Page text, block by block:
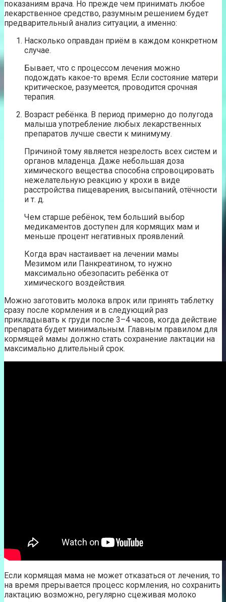
показаниям врача. Но прежде чем принимать любое
лекарственное средство, разумным решением будет
предварительный анализ ситуации, а именно:
Насколько оправдан приём в каждом конкретном
случае.
Бывает, что с процессом лечения можно
подождать какое-то время. Если состояние матери
критическое, разумеется, проводится срочная
терапия.
Возраст ребёнка. В период примерно до полугода
малыша употребление любых лекарственных
препаратов лучше свести к минимуму.
Причиной тому является незрелость всех систем и
органов младенца. Даже небольшая доза
химического вещества способна спровоцировать
нежелательную реакцию у крохи в виде
расстройства пищеварения, высыпаний, отёчности
и т. д.
Чем старше ребёнок, тем больший выбор
медикаментов доступен для кормящих мам и
меньше процент негативных проявлений.
Когда врач настаивает на лечении мамы
Мезимом или Панкреатином, то нужно
максимально обезопасить ребёнка от
химического воздействия.
Можно заготовить молока впрок или принять таблетку
сразу после кормления и в следующий раз
прикладывать к груди после 3–4 часов, когда действие
препарата будет минимальным. Главным правилом для
кормящей мамы должно стать сохранение лактации на
максимально длительный срок.
Если кормящая мама не может отказаться от лечения, то
на время прерывается процесс кормления, но сохранить
лактацию возможно, регулярно сцеживая молоко